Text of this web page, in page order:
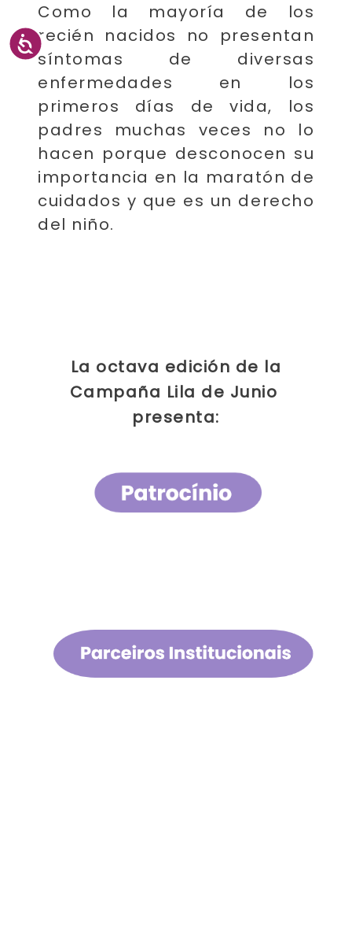
Como la mayoría de los
recién nacidos no presentan
síntomas de diversas
enfermedades en los
primeros días de vida, los
padres muchas veces no lo
hacen porque desconocen su
importancia en la maratón de
cuidados y que es un derecho
del niño.
La octava edición de la
Campaña Lila de Junio ​​
presenta: